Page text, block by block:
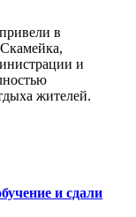
в
и
жителей.
и сдали